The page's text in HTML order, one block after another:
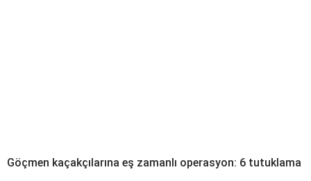
Göçmen kaçakçılarına eş zamanlı operasyon: 6 tutuklama